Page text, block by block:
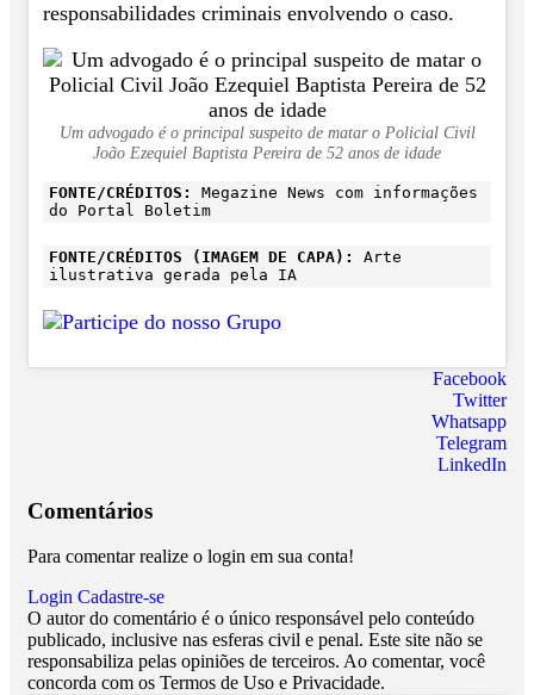
responsabilidades criminais envolvendo o caso.
Um advogado é o principal suspeito de matar o Policial Civil
João Ezequiel Baptista Pereira de 52 anos de idade
FONTE/CRÉDITOS:
Megazine News com informações
do Portal Boletim
FONTE/CRÉDITOS (IMAGEM DE CAPA):
Arte
ilustrativa gerada pela IA
Facebook
Twitter
Whatsapp
Telegram
LinkedIn
Comentários
Para comentar realize o login em sua conta!
Login Cadastre-se
O autor do comentário é o único responsável pelo conteúdo
publicado, inclusive nas esferas civil e penal. Este site não se
responsabiliza pelas opiniões de terceiros. Ao comentar, você
concorda com os Termos de Uso e Privacidade.